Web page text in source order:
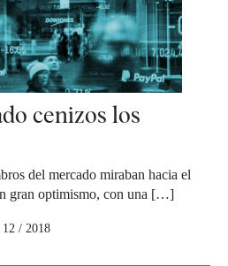
cenizos los
del mercado miraban hacia el
gran optimismo, con una […]
12 / 2018